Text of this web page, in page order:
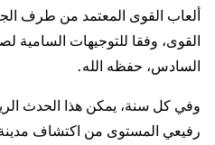
ألعاب القوى المعتمد من طرف
القوى، وفقا للتوجيهات السامية
السادس، حفظه الله.
وفي كل سنة، يمكن هذا الحدث